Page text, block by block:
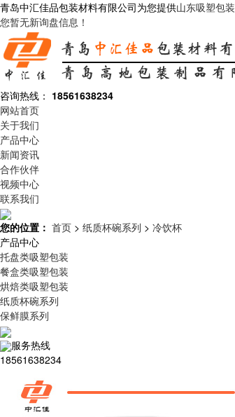
青岛中汇佳品包装材料有限公司为您提供山东吸塑包装
您暂无新询盘信息！
咨询热线： 18561638234
网站首页
关于我们
产品中心
新闻资讯
合作伙伴
视频中心
联系我们
您的位置： 首页 > 纸质杯碗系列 > 冷饮杯
产品中心
托盘类吸塑包装
餐盒类吸塑包装
烘焙类吸塑包装
纸质杯碗系列
保鲜膜系列
服务热线
18561638234